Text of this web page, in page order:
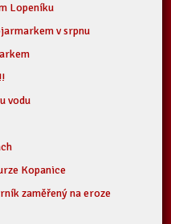
Lopeníku
v srpnu
vodu
Kopanice
zaměřený na eroze